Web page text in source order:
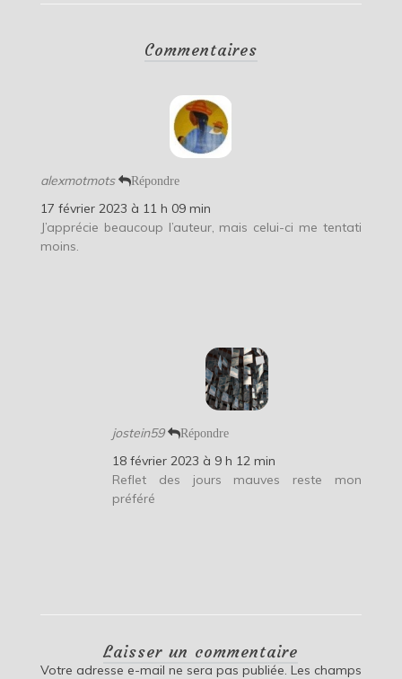
Commentaires
alexmotmots Répondre
17 février 2023 à 11 h 09 min
J’apprécie beaucoup l’auteur, mais celui-ci me tentati
moins.
jostein59 Répondre
18 février 2023 à 9 h 12 min
Reflet des jours mauves reste mon
préféré
Laisser un commentaire
Votre adresse e-mail ne sera pas publiée. Les champs